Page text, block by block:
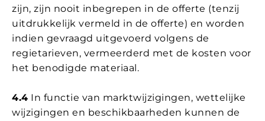
zijn, zijn nooit inbegrepen in de offerte (tenzij
uitdrukkelijk vermeld in de offerte) en worden
indien gevraagd uitgevoerd volgens de
regietarieven, vermeerderd met de kosten voor
het benodigde materiaal.
4.4 In functie van marktwijzigingen, wettelijke
wijzigingen en beschikbaarheden kunnen de